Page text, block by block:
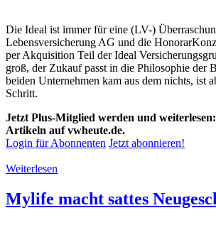
Die Ideal ist immer für eine (LV-)
Lebensversicherung AG und die
per Akquisition Teil der Ideal
groß, der Zukauf passt in die Philosophie der
beiden Unternehmen kam aus dem nichts, ist
Schritt.
Jetzt Plus-Mitglied werden und
Artikeln auf vwheute.de.
Login für Abonnenten Jetzt abonnieren!
Weiterlesen
Mylife macht sattes